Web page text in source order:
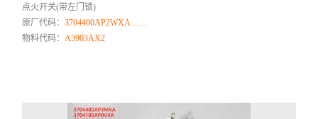
点火开关(带左门锁)
原厂代码：3704400AP2WXA……
物料代码：A3903AX2